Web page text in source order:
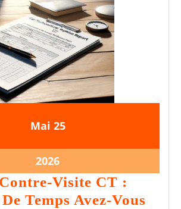
Mai25
2026
2525
202625
mai
2026
Visite CT :
Temps Avez-Vous